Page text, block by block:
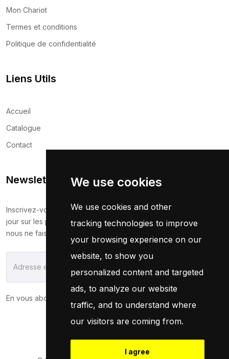
We use cookies
We use cookies and other
tracking technologies to improve
your browsing experience on our
website, to show you
personalized content and targeted
ads, to analyze our website
traffic, and to understand where
our visitors are coming from.
I agree
Mon Chariot
Termes et conditions
Politique de confidentialité
Liens Utils
Accueil
Catalogue
Contact
Newsletter
Inscrivez-vous maintenant pour recevoir les dernières mises à
jour sur les promotions et les coupons. Ne vous inquiétez pas,
nous ne faisons pas de spam !
S'Abonner
En vous abonnant, vous acceptez notre